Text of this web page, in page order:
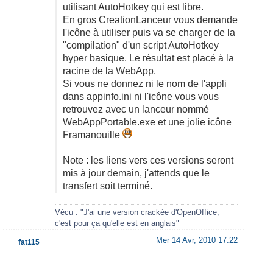
utilisant AutoHotkey qui est libre.
En gros CreationLanceur vous demande
l'icône à utiliser puis va se charger de la
"compilation" d'un script AutoHotkey
hyper basique. Le résultat est placé à la
racine de la WebApp.
Si vous ne donnez ni le nom de l'appli
dans appinfo.ini ni l'icône vous vous
retrouvez avec un lanceur nommé
WebAppPortable.exe et une jolie icône
Framanouille
Note : les liens vers ces versions seront
mis à jour demain, j'attends que le
transfert soit terminé.
Vécu : "J'ai une version crackée d'OpenOffice,
c'est pour ça qu'elle est en anglais"
Mer 14 Avr, 2010 17:22
fat115